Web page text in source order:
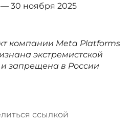
30 ноября 2025
компании Meta Platforms
экстремистской
запрещена в России
ссылкой